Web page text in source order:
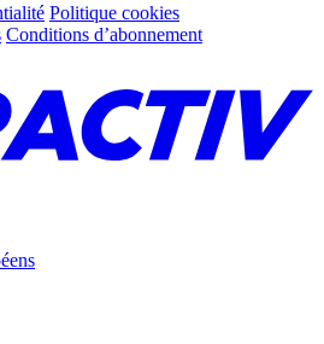
Politique cookies
Conditions d’abonnement